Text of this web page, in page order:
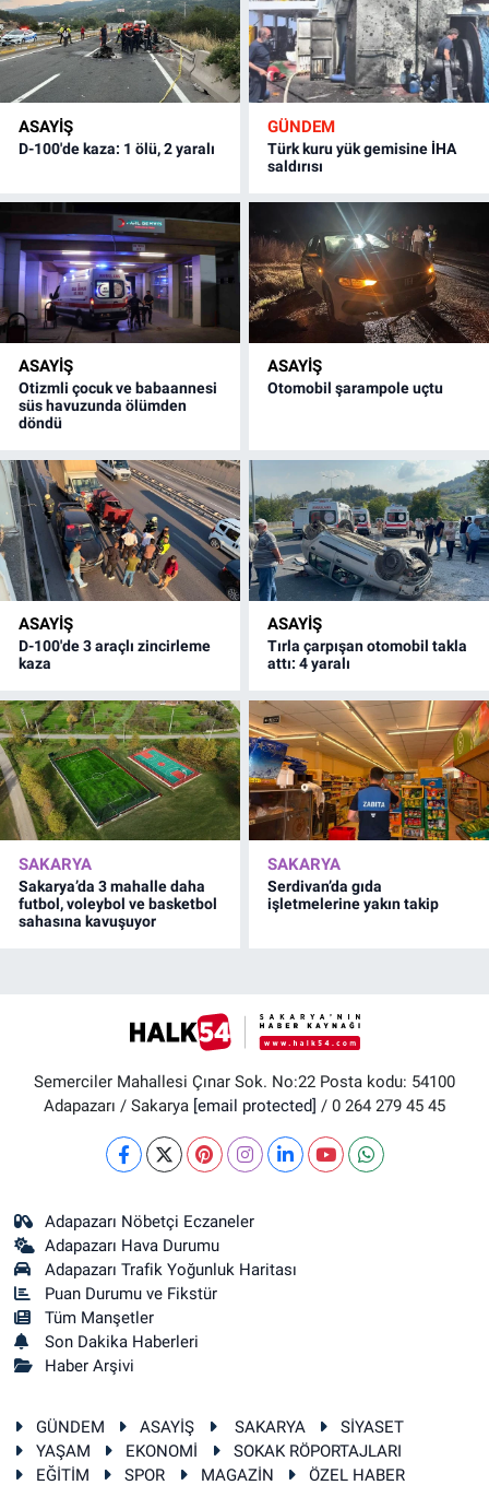
ASAYİŞ
D-100'de kaza: 1 ölü, 2 yaralı
GÜNDEM
Türk kuru yük gemisine İHA
saldırısı
ASAYİŞ
Otizmli çocuk ve babaannesi
süs havuzunda ölümden
döndü
ASAYİŞ
Otomobil şarampole uçtu
ASAYİŞ
D-100'de 3 araçlı zincirleme
kaza
ASAYİŞ
Tırla çarpışan otomobil takla
attı: 4 yaralı
SAKARYA
Sakarya’da 3 mahalle daha
futbol, voleybol ve basketbol
sahasına kavuşuyor
SAKARYA
Serdivan’da gıda
işletmelerine yakın takip
Semerciler Mahallesi Çınar Sok. No:22 Posta kodu: 54100
Adapazarı / Sakarya [email protected] / 0 264 279 45 45
Adapazarı Nöbetçi Eczaneler
Adapazarı Hava Durumu
Adapazarı Trafik Yoğunluk Haritası
Puan Durumu ve Fikstür
Tüm Manşetler
Son Dakika Haberleri
Haber Arşivi
GÜNDEM ASAYİŞ SAKARYA
SİYASET
YAŞAM
EKONOMİ
SOKAK RÖPORTAJLARI
EĞİTİM
SPOR MAGAZİN ÖZEL HABER